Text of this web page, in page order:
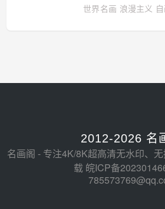
世界名画 浪漫主义
2012-2026 名
名画阁 - 专注4K/8K超高清无水印、
载 皖ICP备